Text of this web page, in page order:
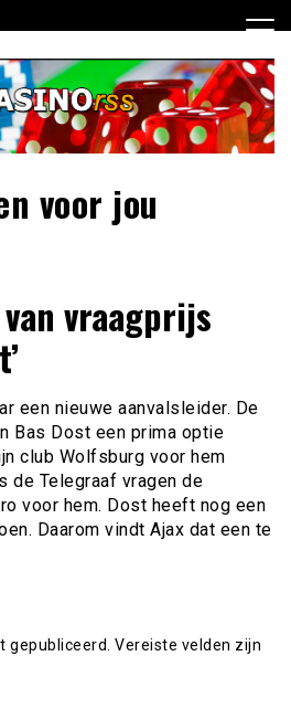
voor jou
vraagprijs
een nieuwe aanvalsleider. De
Bas Dost een prima optie
club Wolfsburg voor hem
de Telegraaf vragen de
voor hem. Dost heeft nog een
Daarom vindt Ajax dat een te
gepubliceerd. Vereiste velden zijn